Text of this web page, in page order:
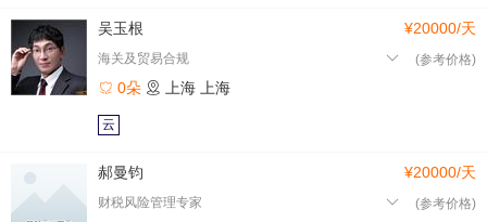
吴玉根
海关及贸易合规
0朵 上海 上海
¥20000/天
(参考价格)
云
郝曼钧
财税风险管理专家
¥20000/天
(参考价格)